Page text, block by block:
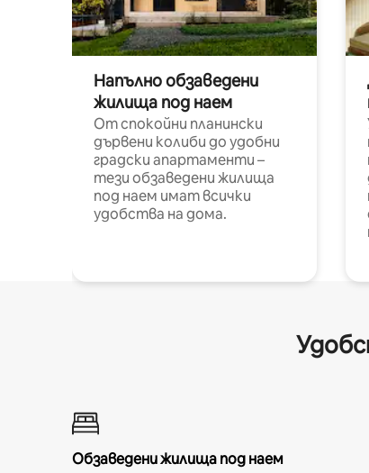
Напълно обзаведени
жилища под наем
От спокойни планински
дървени колиби до удобни
градски апартаменти –
тези обзаведени жилища
под наем имат всички
удобства на дома.
Обзаведени жилища под наем